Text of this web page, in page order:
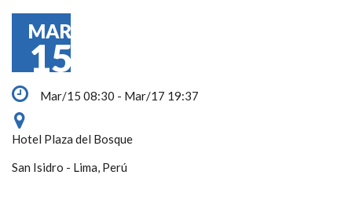
MAR
15
Mar/15 08:30 - Mar/17 19:37
Hotel Plaza del Bosque
San Isidro - Lima, Perú